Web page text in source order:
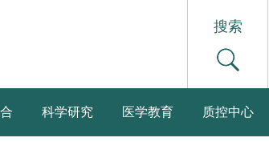
搜索
科学研究 医学教育 质控中心